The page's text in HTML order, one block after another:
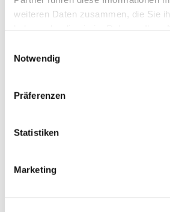
weiteren Daten zusammen, die Sie
Notwendig
Präferenzen
Statistiken
Marketing
Dies könnte